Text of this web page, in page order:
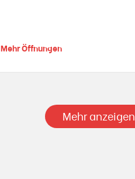
Mehr Öffnungen
Mehr anzeigen